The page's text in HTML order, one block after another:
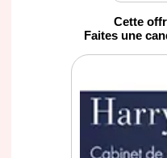
Cette
Faites une